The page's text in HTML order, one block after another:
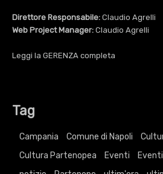
Direttore Responsabile: Claudio Agrelli
Web Project Manager: Claudio Agrelli
Leggi la GERENZA completa
Tag
Campania Comune di Napoli
Cultura Partenopea
Eventi